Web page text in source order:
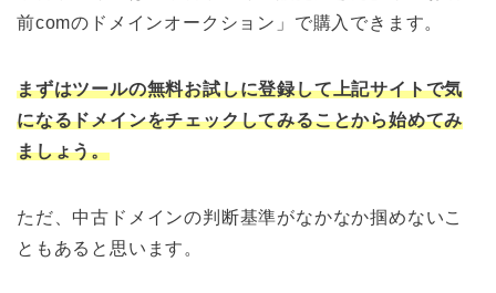
前comのドメインオークション」で購入できます。
まずはツールの無料お試しに登録して上記サイトで気
になるドメインをチェックしてみることから始めてみ
ましょう。
ただ、中古ドメインの判断基準がなかなか掴めないこ
ともあると思います。